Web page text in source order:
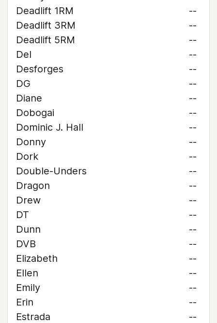
Deadlift 1RM
--
Deadlift 3RM
--
Deadlift 5RM
--
Del
--
Desforges
--
DG
--
Diane
--
Dobogai
--
Dominic J. Hall
--
Donny
--
Dork
--
Double-Unders
--
Dragon
--
Drew
--
DT
--
Dunn
--
DVB
--
Elizabeth
--
Ellen
--
Emily
--
Erin
--
Estrada
--